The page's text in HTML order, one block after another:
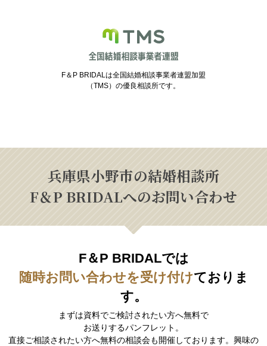
F＆P BRIDALは全国結婚相談事業者連盟加盟
（TMS）の優良相談所です。
兵庫県小野市の結婚相談所
F＆P BRIDALへのお問い合わせ
F＆P BRIDALでは
随時お問い合わせを受け付けておりま
す。
まずは資料でご検討されたい方へ無料で
お送りするパンフレット。
直接ご相談されたい方へ無料の相談会も開催しております。興味の